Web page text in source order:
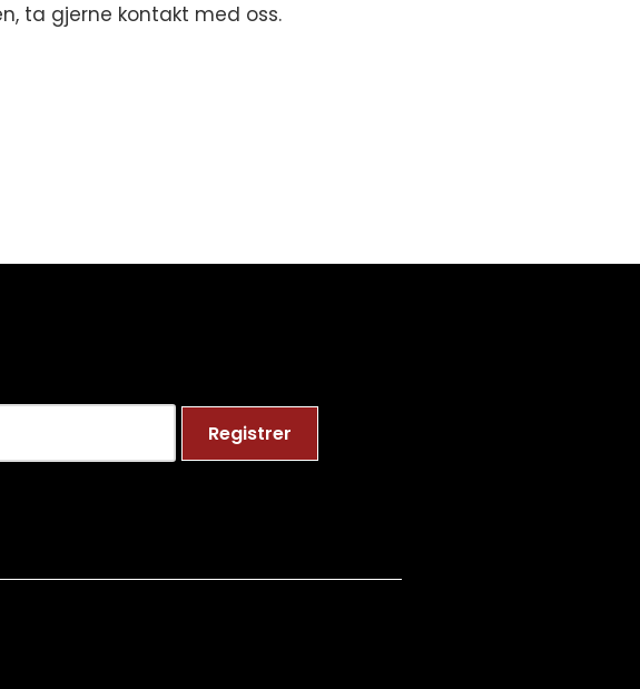
ta gjerne kontakt med oss.